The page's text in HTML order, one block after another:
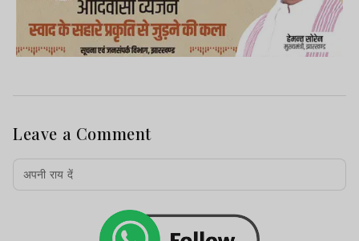
Leave a Comment